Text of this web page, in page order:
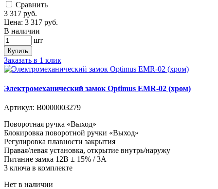
Cравнить
3 317 руб.
Цена: 3 317 руб.
В наличии
шт
Купить
Заказать в 1 клик
Электромеханический замок Optimus EMR-02 (хром)
Артикул: В0000003279
Поворотная ручка «Выход»
Блокировка поворотной ручки «Выход»
Регулировка плавности закрытия
Правая/левая установка, открытие внутрь/наружу
Питание замка 12В ± 15% / 3А
3 ключа в комплекте
Нет в наличии